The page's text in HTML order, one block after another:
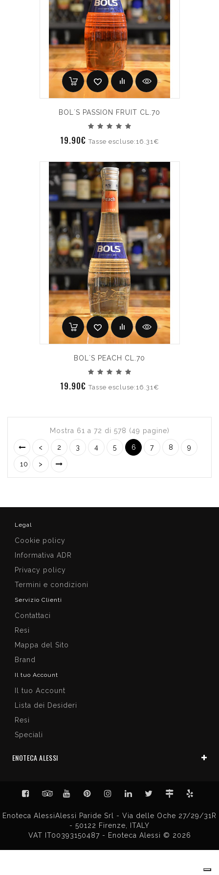
BOL´S PASSION FRUIT CL.70
19.90€Tasse escluse:16.31€
BOL´S PEACH CL.70
19.90€Tasse escluse:16.31€
Mostra 61 a 72 di 578 (49 pagine)
< 2 3 4 5 6 7 8 9
10 >
Legal
Cookie policy
Informativa ADR
Privacy policy
Termini e condizioni
Servizio Clienti
Contattaci
Resi
Mappa del Sito
Brand
Il tuo Account
Il tuo Account
Lista dei Desideri
Resi
Speciali
ENOTECA ALESSI
Enoteca AlessiAlessi Paride Srl - Via delle Oche 27/29/31R
- 50122 Firenze, ITALY
VAT IT00393150487 - Enoteca Alessi © 2026